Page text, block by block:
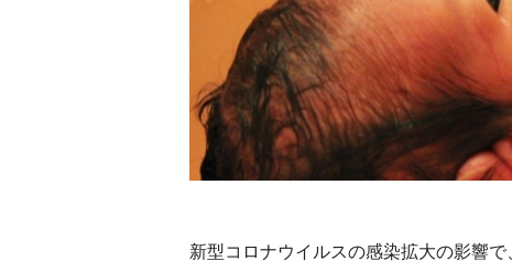
新型コロナウイルスの感染拡大の影響